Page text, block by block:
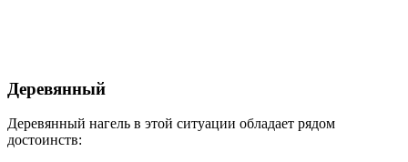
Деревянный
Деревянный нагель в этой ситуации обладает рядом
достоинств: